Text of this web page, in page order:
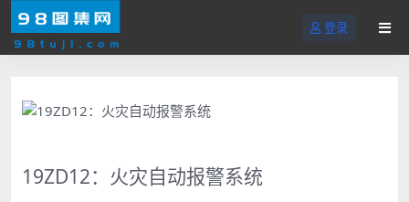
登录
19ZD12：火灾自动报警系统